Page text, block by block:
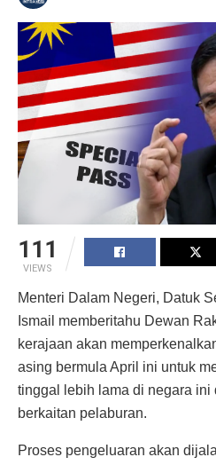
111
VIEWS
Menteri Dalam Negeri, Datuk
Ismail memberitahu Dewan
kerajaan akan
asing bermula April ini untuk
tinggal lebih lama di negara ini
berkaitan pelaburan.
Proses pengeluaran akan